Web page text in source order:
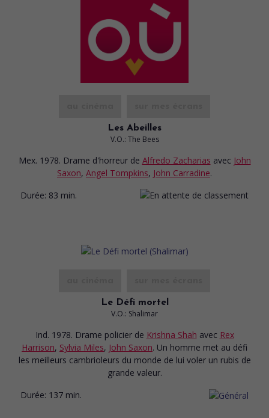
Les Abeilles
V.O.: The Bees
Mex. 1978. Drame d'horreur de Alfredo Zacharias avec John
Saxon, Angel Tompkins, John Carradine.
Durée: 83 min.
Le Défi mortel
V.O.: Shalimar
Ind. 1978. Drame policier de Krishna Shah avec Rex
Harrison, Sylvia Miles, John Saxon. Un homme met au défi
les meilleurs cambrioleurs du monde de lui voler un rubis de
grande valeur.
Durée: 137 min.